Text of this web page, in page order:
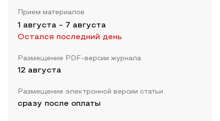
Прием материалов
1 августа - 7 августа
Остался последний день
Размещение PDF-версии журнала
12 августа
Размещение электронной версии статьи
сразу после оплаты